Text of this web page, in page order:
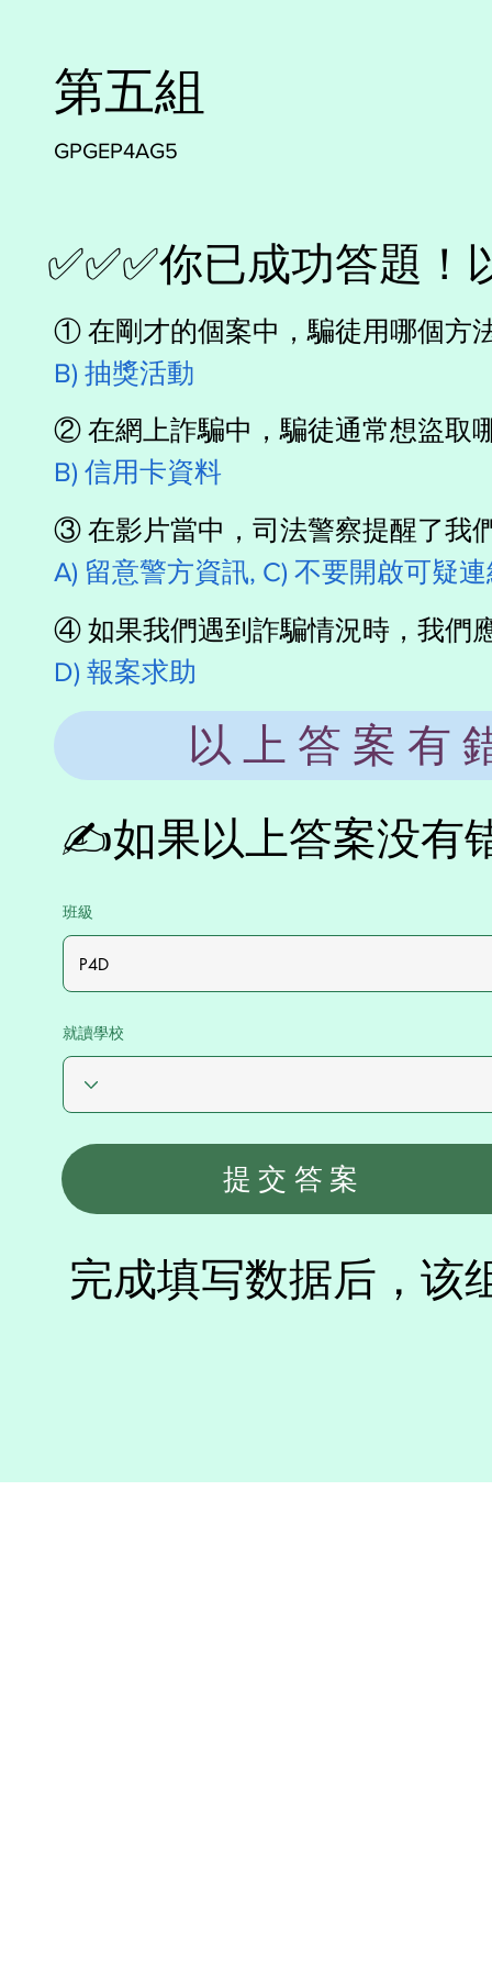
第五組
GPGEP4AG5
​✅✅✅你已成功答題
① 在剛才的個案中，騙徒用哪個方
B) 抽獎活動
② 在網上詐騙中，騙徒通常想盜取
B) 信用卡資料
③ 在影片當中，司法警察提醒了我
A) 留意警方資訊, C) 不要開啟可疑
④ 如果我們遇到詐騙情況時，我們
D) 報案求助
以上答案有
✍️如果以上答案没有
班級
就讀學校
提交答案
完成填写数据后，该